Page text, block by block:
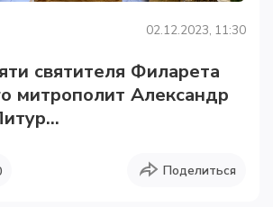
02.12.2023, 11:30
святителя Филарета
митрополит Александр
Поделиться